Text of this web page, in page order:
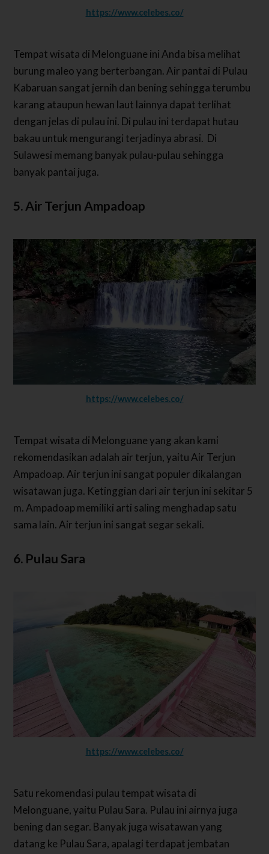
https://www.celebes.co/
Tempat wisata di Melonguane ini Anda bisa melihat
burung maleo yang berterbangan. Air pantai di Pulau
Kabaruan sangat jernih dan bening sehingga terumbu
karang ataupun hewan laut lainnya dapat terlihat
dengan jelas di pulau ini. Di pulau ini terdapat hutau
bakau untuk mengurangi terjadinya abrasi. Di
Sulawesi memang banyak pulau-pulau sehingga
banyak pantai juga.
5. Air Terjun Ampadoap
https://www.celebes.co/
Tempat wisata di Melonguane yang akan kami
rekomendasikan adalah air terjun, yaitu Air Terjun
Ampadoap. Air terjun ini sangat populer dikalangan
wisatawan juga. Ketinggian dari air terjun ini sekitar 5
m. Ampadoap memiliki arti saling menghadap satu
sama lain. Air terjun ini sangat segar sekali.
6. Pulau Sara
https://www.celebes.co/
Satu rekomendasi pulau tempat wisata di
Melonguane, yaitu Pulau Sara. Pulau ini airnya juga
bening dan segar. Banyak juga wisatawan yang
datang ke Pulau Sara, apalagi terdapat jembatan